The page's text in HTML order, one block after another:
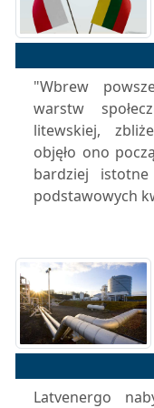
"Wbrew
warstw
litewskiej,
objęło ono
bardziej
podstawowych
Latvenergo